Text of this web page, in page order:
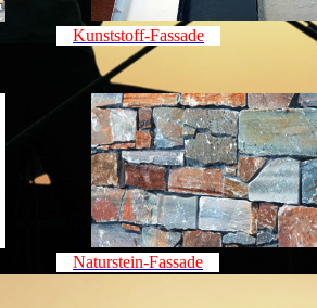
Kunststoff-Fassade
Naturstein-Fassade